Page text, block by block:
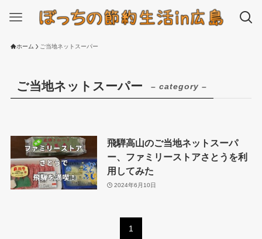
ホーム ご当地ネットスーパー
ご当地ネットスーパー – category –
飛騨高山のご当地ネットスーパ
ー、ファミリーストアさとうを利
用してみた
2024年6月10日
1